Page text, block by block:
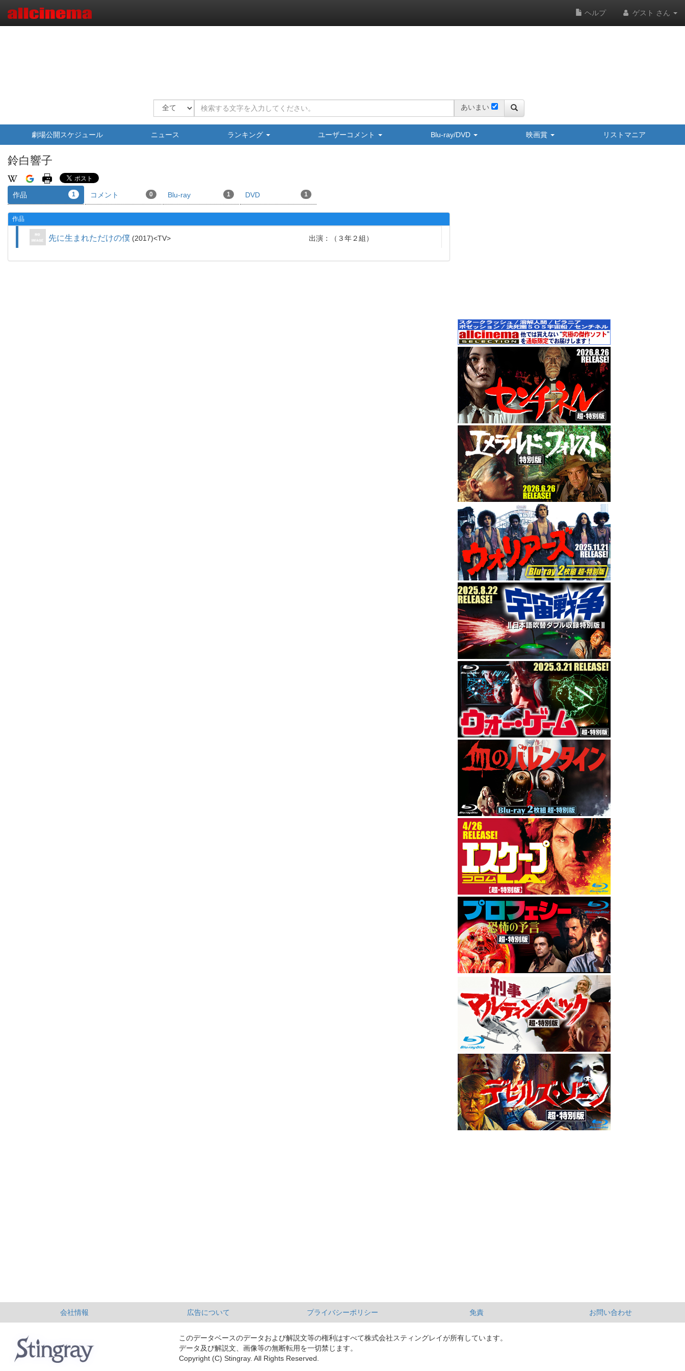
ヘルプ ゲスト さん
あいまい
劇場公開スケジュール ニュース ランキング ユーザーコメント Blu-ray/DVD 映画賞 リストマニア
鈴白響子
作品 1 コメント 0 Blu-ray 1 DVD 1
作品
先に生まれただけの僕 2017 TV 出演：（３年２組）
会社情報 広告について プライバシーポリシー 免責 お問い合わせ
このデータベースのデータおよび解説文等の権利はすべて株式会社スティングレイが所有しています。
データ及び解説文、画像等の無断転用を一切禁じます。
Copyright (C) Stingray. All Rights Reserved.